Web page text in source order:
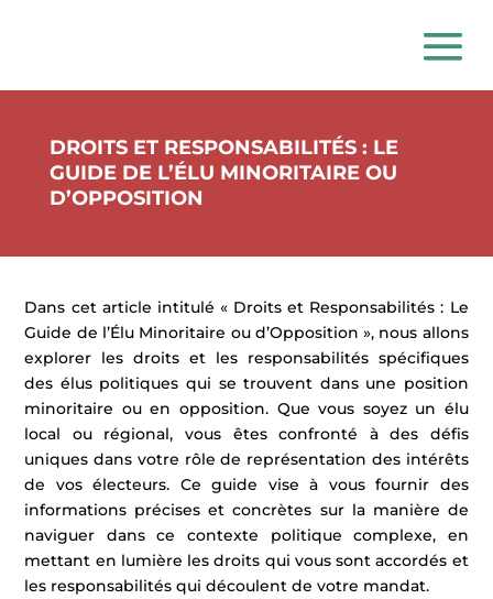
DROITS ET RESPONSABILITÉS : LE
GUIDE DE L’ÉLU MINORITAIRE OU
D’OPPOSITION
Dans cet article intitulé « Droits et Responsabilités : Le
Guide de l’Élu Minoritaire ou d’Opposition », nous allons
explorer les droits et les responsabilités spécifiques
des élus politiques qui se trouvent dans une position
minoritaire ou en opposition. Que vous soyez un élu
local ou régional, vous êtes confronté à des défis
uniques dans votre rôle de représentation des intérêts
de vos électeurs. Ce guide vise à vous fournir des
informations précises et concrètes sur la manière de
naviguer dans ce contexte politique complexe, en
mettant en lumière les droits qui vous sont accordés et
les responsabilités qui découlent de votre mandat.